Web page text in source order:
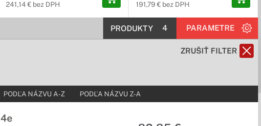
aj do krajov monitora. Ohnuté monitory Lenovo sú ideálne pre hráčov a
241,14 € bez DPH 191,79 € bez DPH
PRODUKTY 4 PARAMETRE
ZRUŠIŤ FILTER
PODĽA NÁZVU A-Z PODĽA NÁZVU Z-A